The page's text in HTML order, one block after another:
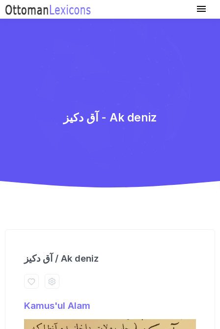
آق دكیز - Ak deniz
آق دكیز / Ak deniz
Kamus'ul Alam